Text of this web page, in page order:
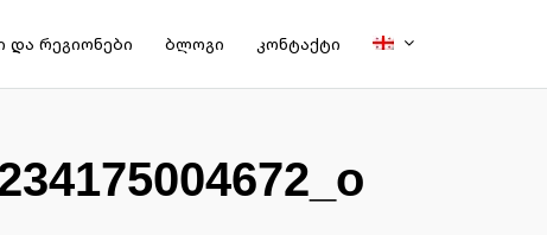
და რეგიონები ბლოგი კონტაქტი